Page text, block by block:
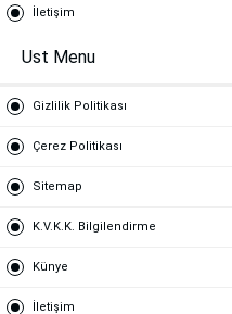
İletişim
Ust Menu
Gizlilik Politikası
Çerez Politikası
Sitemap
K.V.K.K. Bilgilendirme
Künye
İletişim